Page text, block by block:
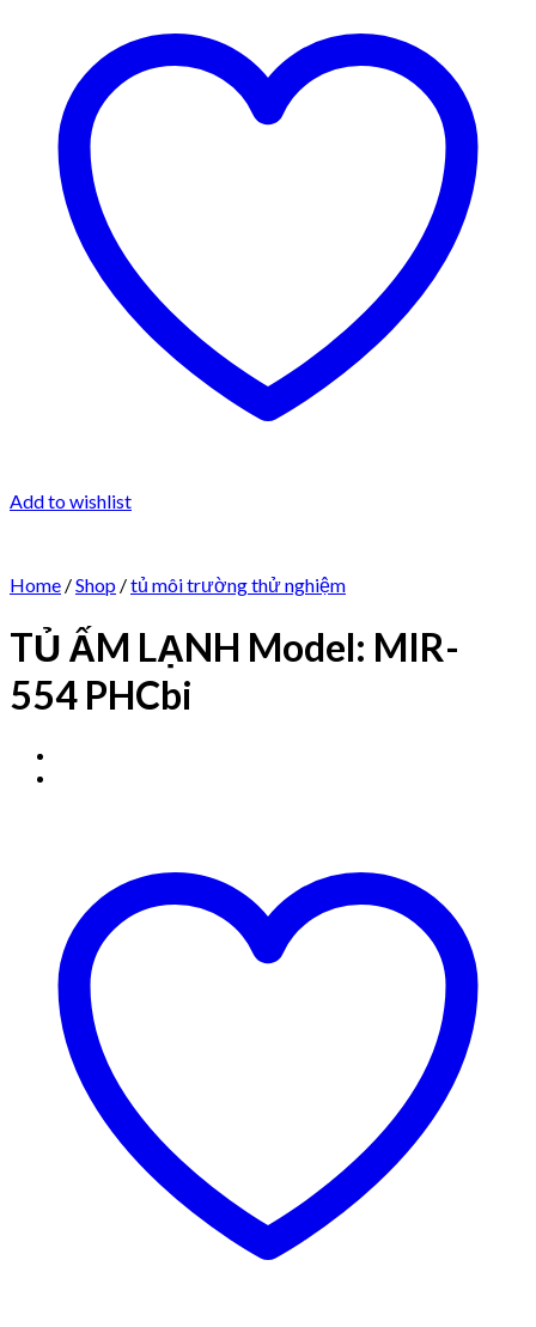
Add to wishlist
Home /Shop /tủ môi trường thử nghiệm
TỦ ẤM LẠNH Model: MIR-
554 PHCbi